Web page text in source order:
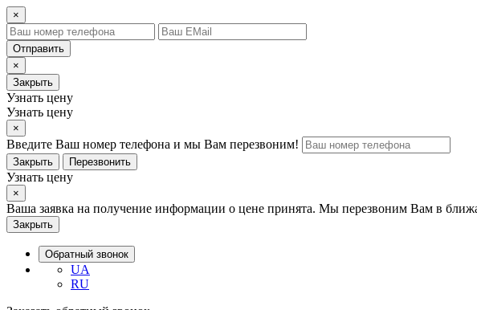
×
Отправить
×
Закрыть
Узнать цену
Узнать цену
×
Введите Ваш номер телефона и мы Вам перезвоним!
Закрыть Перезвонить
Узнать цену
×
Ваша заявка на получение информации о цене принята. Мы перезвоним Вам в
Закрыть
Обратный звонок
UA
RU